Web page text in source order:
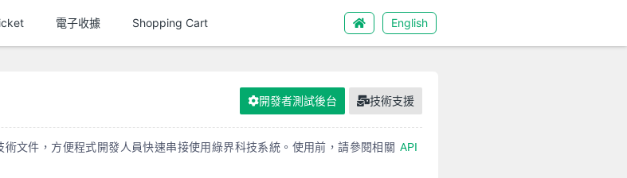
電子收據 Shopping Cart English
開發者測試後台 技術支援
文件，方便程式開發人員快速串接使用綠界科技系統。使用前，請參閱相關 API